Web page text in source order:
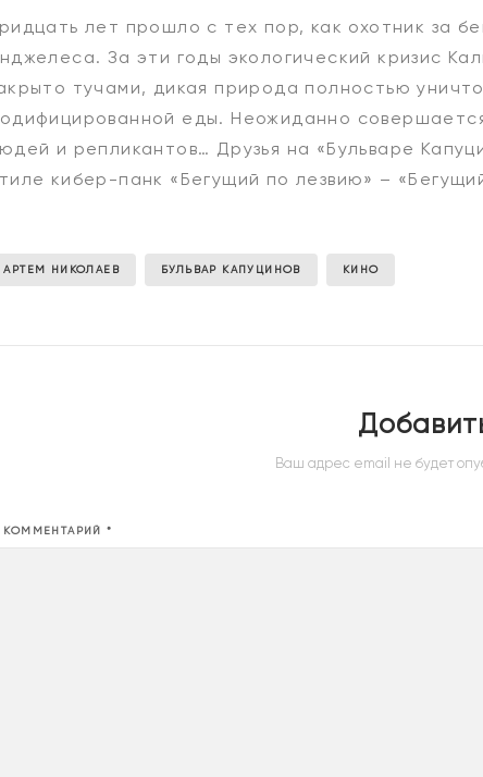
лет прошло с тех пор, как охотник за
За эти годы экологический кризис
тучами, дикая природа полностью
еды. Неожиданно
и репликантов… Друзья на «Бульваре
кибер-панк «Бегущий по лезвию» –
АРТЕМ НИКОЛАЕВ БУЛЬВАР КАПУЦИНОВ КИНО
Ваш адрес email не будет
КОММЕНТАРИЙ*